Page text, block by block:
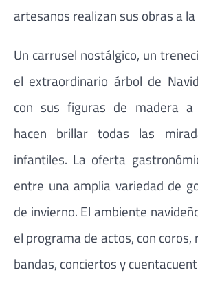
artesanos realizan sus obras a
Un carrusel nostálgico, un
el extraordinario árbol de
con sus figuras de madera a
hacen brillar todas las
infantiles. La oferta
entre una amplia variedad de
de invierno. El ambiente
el programa de actos, con
bandas, conciertos y